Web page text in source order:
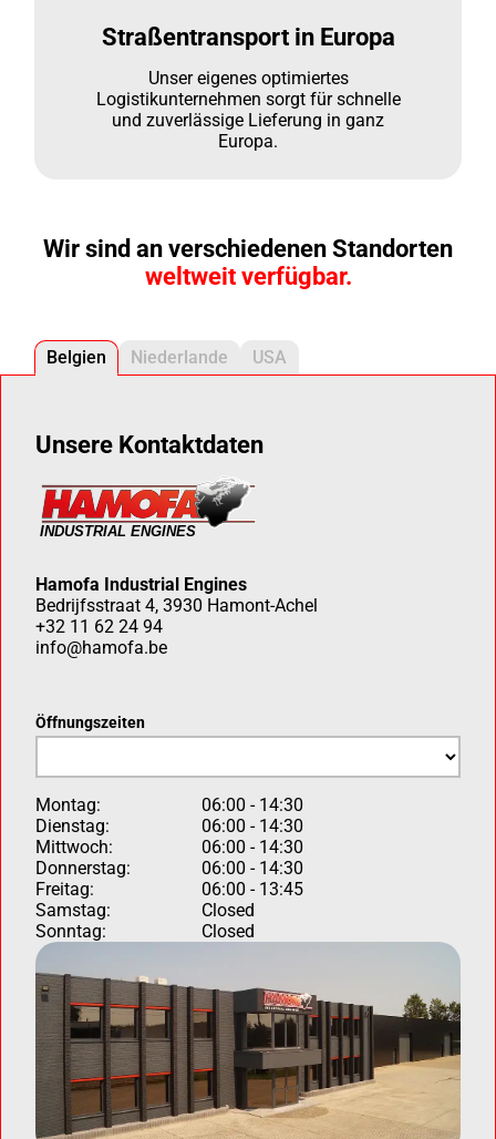
Straßentransport in Europa
Unser eigenes optimiertes
Logistikunternehmen sorgt für schnelle
und zuverlässige Lieferung in ganz
Europa.
Wir sind an verschiedenen Standorten
weltweit verfügbar.
Belgien Niederlande USA
Unsere Kontaktdaten
Hamofa Industrial Engines
Bedrijfsstraat 4, 3930 Hamont-Achel
+32 11 62 24 94
info@hamofa.be
Öffnungszeiten
Montag:
06:00 - 14:30
Dienstag:
06:00 - 14:30
Mittwoch:
06:00 - 14:30
Donnerstag:
06:00 - 14:30
Freitag:
06:00 - 13:45
Samstag:
Closed
Sonntag:
Closed